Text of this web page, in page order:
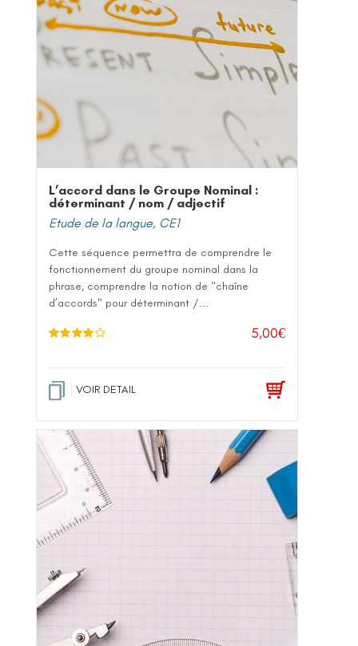
L’accord dans le Groupe Nominal :
déterminant / nom / adjectif
Etude de la langue, CE1
Cette séquence permettra de comprendre le
fonctionnement du groupe nominal dans la
phrase, comprendre la notion de "chaîne
d’accords" pour déterminant /...
5,00€
VOIR DETAIL